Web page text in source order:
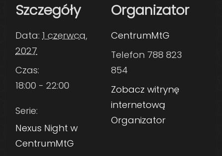
Szczegóły
Data: 1 czerwca,
2027
Czas:
18:00 - 22:00
Serie:
Nexus Night w
CentrumMtG
Organizator
CentrumMtG
Telefon 788 823
854
Zobacz witrynę
internetową
Organizator